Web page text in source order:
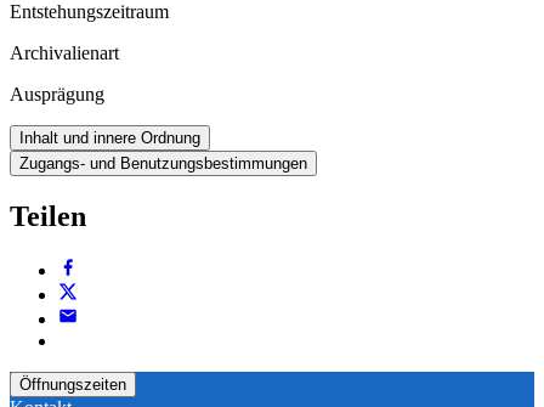
Entstehungszeitraum
Archivalienart
Ausprägung
Inhalt und innere Ordnung
Zugangs- und Benutzungsbestimmungen
Teilen
Öffnungszeiten